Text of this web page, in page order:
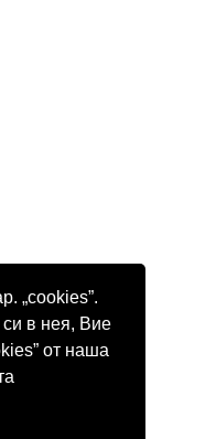
„cookies”.
в нея, Вие
от наша